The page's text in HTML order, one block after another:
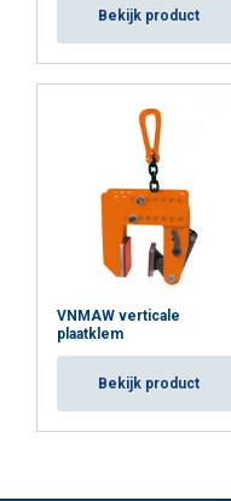
Bekijk product
VNMAW verticale
plaatklem
Bekijk product